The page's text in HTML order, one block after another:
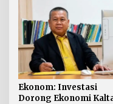
Ekonom: Investasi
Dorong Ekonomi